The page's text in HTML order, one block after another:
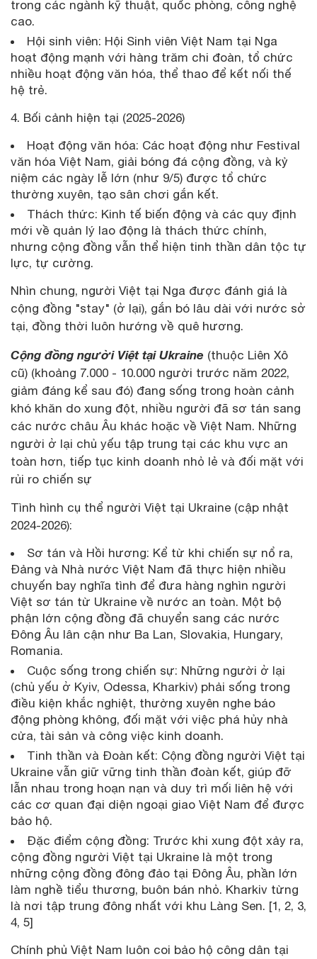
trong các ngành kỹ thuật, quốc phòng, công nghệ
cao.
Hội sinh viên: Hội Sinh viên Việt Nam tại Nga
hoạt động mạnh với hàng trăm chi đoàn, tổ chức
nhiều hoạt động văn hóa, thể thao để kết nối thế
hệ trẻ.
4. Bối cảnh hiện tại (2025-2026)
Hoạt động văn hóa: Các hoạt động như Festival
văn hóa Việt Nam, giải bóng đá cộng đồng, và kỷ
niệm các ngày lễ lớn (như 9/5) được tổ chức
thường xuyên, tạo sân chơi gắn kết.
Thách thức: Kinh tế biến động và các quy định
mới về quản lý lao động là thách thức chính,
nhưng cộng đồng vẫn thể hiện tinh thần dân tộc tự
lực, tự cường.
Nhìn chung, người Việt tại Nga được đánh giá là
cộng đồng "stay" (ở lại), gắn bó lâu dài với nước sở
tại, đồng thời luôn hướng về quê hương.
Cộng đồng người Việt tại Ukraine (thuộc Liên Xô
cũ) (khoảng 7.000 - 10.000 người trước năm 2022,
giảm đáng kể sau đó) đang sống trong hoàn cảnh
khó khăn do xung đột, nhiều người đã sơ tán sang
các nước châu Âu khác hoặc về Việt Nam. Những
người ở lại chủ yếu tập trung tại các khu vực an
toàn hơn, tiếp tục kinh doanh nhỏ lẻ và đối mặt với
rủi ro chiến sự
Tình hình cụ thể người Việt tại Ukraine (cập nhật
2024-2026):
Sơ tán và Hồi hương: Kể từ khi chiến sự nổ ra,
Đảng và Nhà nước Việt Nam đã thực hiện nhiều
chuyến bay nghĩa tình để đưa hàng nghìn người
Việt sơ tán từ Ukraine về nước an toàn. Một bộ
phận lớn cộng đồng đã chuyển sang các nước
Đông Âu lân cận như Ba Lan, Slovakia, Hungary,
Romania.
Cuộc sống trong chiến sự: Những người ở lại
(chủ yếu ở Kyiv, Odessa, Kharkiv) phải sống trong
điều kiện khắc nghiệt, thường xuyên nghe báo
động phòng không, đối mặt với việc phá hủy nhà
cửa, tài sản và công việc kinh doanh.
Tinh thần và Đoàn kết: Cộng đồng người Việt tại
Ukraine vẫn giữ vững tinh thần đoàn kết, giúp đỡ
lẫn nhau trong hoạn nạn và duy trì mối liên hệ với
các cơ quan đại diện ngoại giao Việt Nam để được
bảo hộ.
Đặc điểm cộng đồng: Trước khi xung đột xảy ra,
cộng đồng người Việt tại Ukraine là một trong
những cộng đồng đông đảo tại Đông Âu, phần lớn
làm nghề tiểu thương, buôn bán nhỏ. Kharkiv từng
là nơi tập trung đông nhất với khu Làng Sen. [1, 2, 3,
4, 5]
Chính phủ Việt Nam luôn coi bảo hộ công dân tại